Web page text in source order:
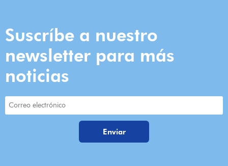
Suscríbe a nuestro
newsletter para más
noticias